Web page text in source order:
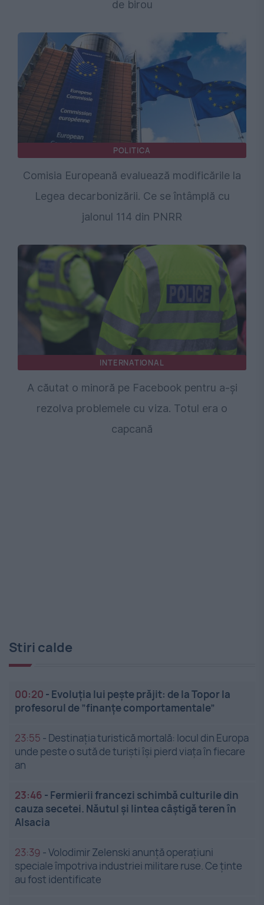
de birou
POLITICA
Comisia Europeană evaluează modificările la
Legea decarbonizării. Ce se întâmplă cu
jalonul 114 din PNRR
INTERNATIONAL
A căutat o minoră pe Facebook pentru a-și
rezolva problemele cu viza. Totul era o
capcană
Stiri calde
00:20 - Evoluția lui pește prăjit: de la Topor la
profesorul de ”finanțe comportamentale”
23:55 - Destinația turistică mortală: locul din Europa
unde peste o sută de turiști își pierd viața în fiecare
an
23:46 - Fermierii francezi schimbă culturile din
cauza secetei. Năutul și lintea câștigă teren în
Alsacia
23:39 -Volodimir Zelenski anunță operațiuni
speciale împotriva industriei militare ruse. Ce ținte
au fost identificate